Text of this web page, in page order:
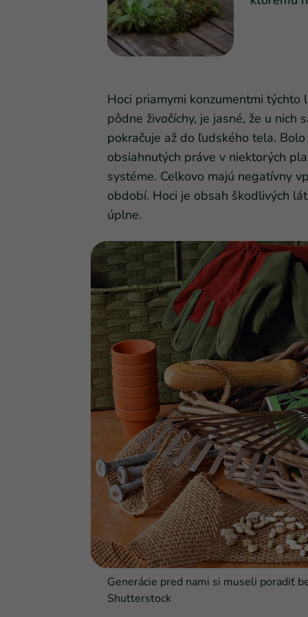
Hoci priamymi konzumentmi
pôdne živočíchy, je jasné, že u
pokračuje až do ľudského tela.
obsiahnutých práve v niektorých
systéme. Celkovo majú negatívny
období. Hoci je obsah škodlivých
úplne.
Generácie pred nami si museli poradiť
Shutterstock